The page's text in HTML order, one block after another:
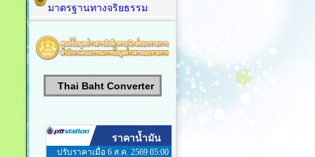
มาตรฐานทางจริยธรรม
Thai Baht Converter